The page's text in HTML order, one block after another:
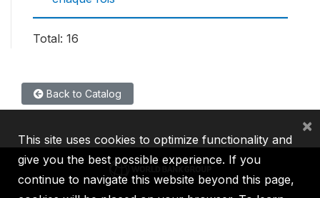
Total: 16
Back to Catalog
This site uses cookies to optimize functionality and
give you the best possible experience. If you
continue to navigate this website beyond this page,
×